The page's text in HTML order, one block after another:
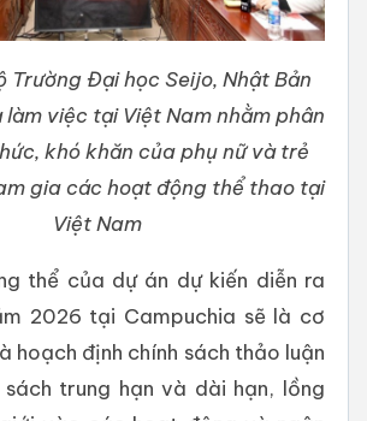
Trường Đại học Seijo, Nhật Bản
việc tại Việt Nam nhằm phân
khó khăn của phụ nữ và trẻ
gia các hoạt động thể thao tại
Việt Nam
thể của dự án dự kiến diễn ra
2026 tại Campuchia sẽ là cơ
hoạch định chính sách thảo luận
trung hạn và dài hạn, lồng